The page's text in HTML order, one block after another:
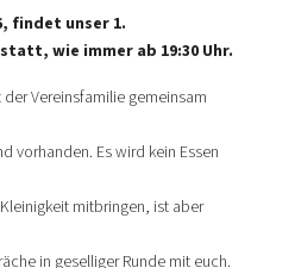
findet unser 1.
wie immer ab 19:30 Uhr.
Vereinsfamilie gemeinsam
vorhanden. Es wird kein Essen
mitbringen, ist aber
in geselliger Runde mit euch.